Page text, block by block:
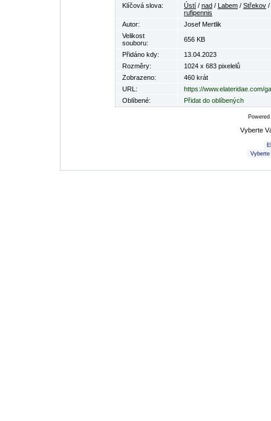
Klíčová slova:
Ústí / nad / Labem / Střekov /
rufipennis
Autor:
Josef Mertlik
Velikost
souboru:
656 KB
Přidáno kdy:
13.04.2023
Rozměry:
1024 x 683 pixelelů
Zobrazeno:
460 krát
URL:
https://www.elateridae.com/
Oblíbené:
Přidat do oblíbených
Vyberte